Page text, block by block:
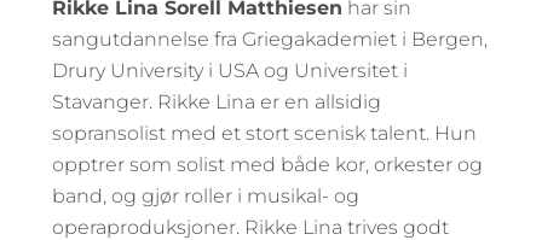
Rikke Lina Sorell Matthiesen har sin
sangutdannelse fra Griegakademiet i Bergen,
Drury University i USA og Universitet i
Stavanger. Rikke Lina er en allsidig
sopransolist med et stort scenisk talent. Hun
opptrer som solist med både kor, orkester og
band, og gjør roller i musikal- og
operaproduksjoner. Rikke Lina trives godt